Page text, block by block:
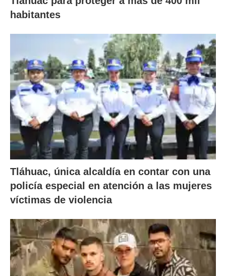
habitantes
Tláhuac, única alcaldía en contar con una
policía especial en atención a las mujeres
víctimas de violencia